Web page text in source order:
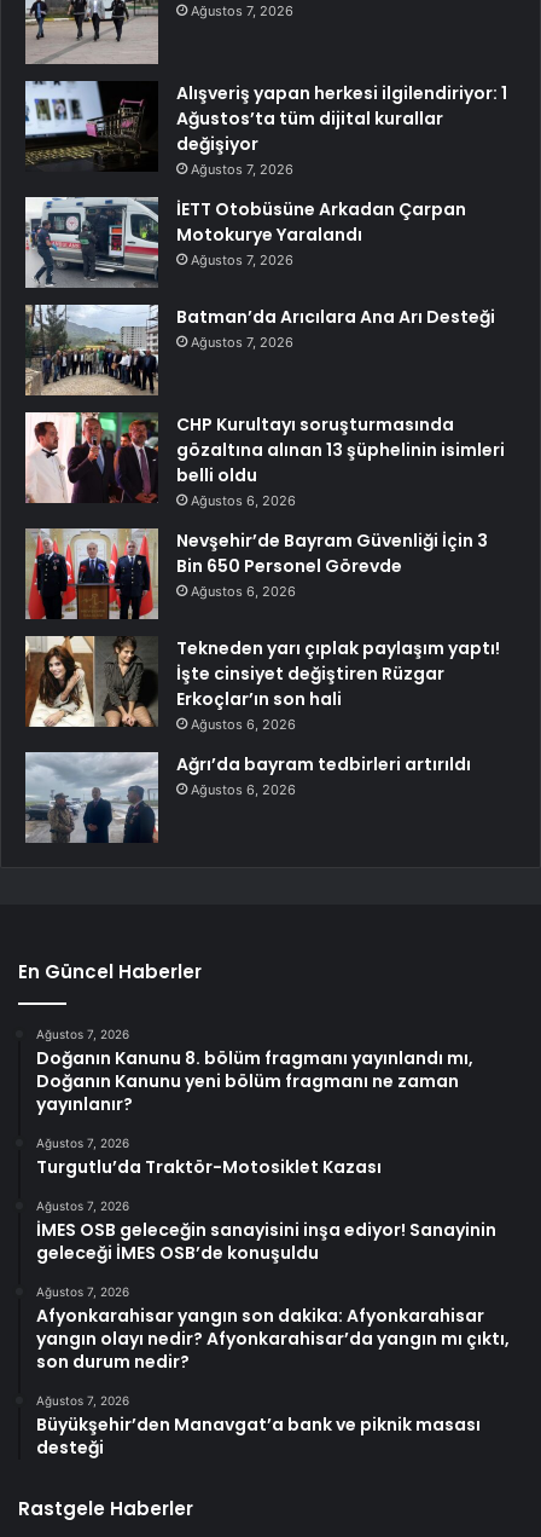
Ağustos 7, 2026
Alışveriş yapan herkesi ilgilendiriyor: 1
Ağustos’ta tüm dijital kurallar
değişiyor
Ağustos 7, 2026
İETT Otobüsüne Arkadan Çarpan
Motokurye Yaralandı
Ağustos 7, 2026
Batman’da Arıcılara Ana Arı Desteği
Ağustos 7, 2026
CHP Kurultayı soruşturmasında
gözaltına alınan 13 şüphelinin isimleri
belli oldu
Ağustos 6, 2026
Nevşehir’de Bayram Güvenliği İçin 3
Bin 650 Personel Görevde
Ağustos 6, 2026
Tekneden yarı çıplak paylaşım yaptı!
İşte cinsiyet değiştiren Rüzgar
Erkoçlar’ın son hali
Ağustos 6, 2026
Ağrı’da bayram tedbirleri artırıldı
Ağustos 6, 2026
En Güncel Haberler
Ağustos 7, 2026
Doğanın Kanunu 8. bölüm fragmanı yayınlandı mı,
Doğanın Kanunu yeni bölüm fragmanı ne zaman
yayınlanır?
Ağustos 7, 2026
Turgutlu’da Traktör-Motosiklet Kazası
Ağustos 7, 2026
İMES OSB geleceğin sanayisini inşa ediyor! Sanayinin
geleceği İMES OSB’de konuşuldu
Ağustos 7, 2026
Afyonkarahisar yangın son dakika: Afyonkarahisar
yangın olayı nedir? Afyonkarahisar’da yangın mı çıktı,
son durum nedir?
Ağustos 7, 2026
Büyükşehir’den Manavgat’a bank ve piknik masası
desteği
Rastgele Haberler